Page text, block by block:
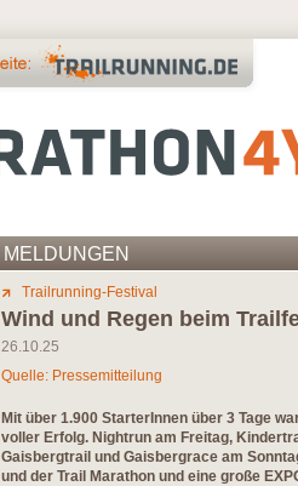
MELDUNGEN
Trailrunning-Festival
Wind und Regen beim
26.10.25
Quelle: Pressemitteilung
Mit über 1.900 StarterInnen über 3 Tage
voller Erfolg. Nightrun am Freitag,
Gaisbergtrail und Gaisbergrace am
und der Trail Marathon und eine große